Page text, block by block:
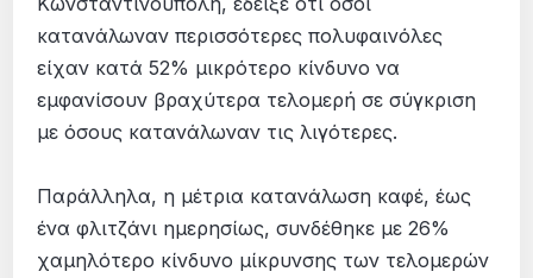
κατανάλωναν περισσότερες πολυφαινόλες
είχαν κατά 52% μικρότερο κίνδυνο να
εμφανίσουν βραχύτερα τελομερή σε σύγκριση
με όσους κατανάλωναν τις λιγότερες.
Παράλληλα, η μέτρια κατανάλωση καφέ, έως
ένα φλιτζάνι ημερησίως, συνδέθηκε με 26%
χαμηλότερο κίνδυνο μίκρυνσης των τελομερών